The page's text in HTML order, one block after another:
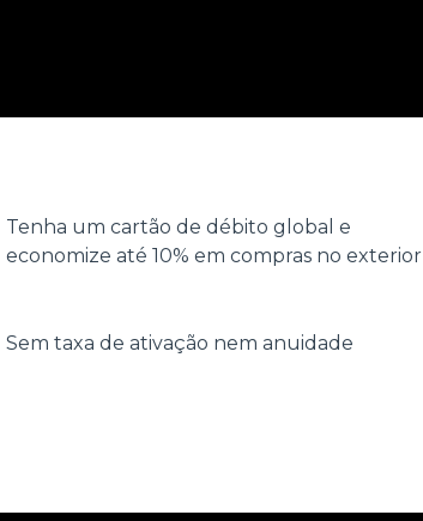
Tenha um cartão de débito global e
economize até 10% em compras no exterior
Sem taxa de ativação nem anuidade